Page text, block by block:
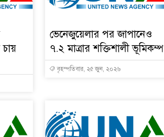
ভেনেজুয়েলার পর জাপানেও
৭.২ মাত্রার শক্তিশালী ভূমিকম্প
বৃহস্পতিবার, ২৫ জুন, ২০২৬